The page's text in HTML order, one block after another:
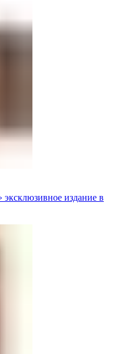
издание в